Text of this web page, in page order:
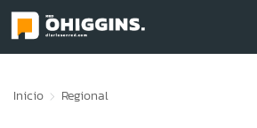
Inicio Regional